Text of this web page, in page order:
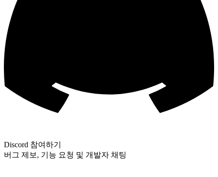
Discord 참여하기
버그 제보, 기능 요청 및 개발자 채팅